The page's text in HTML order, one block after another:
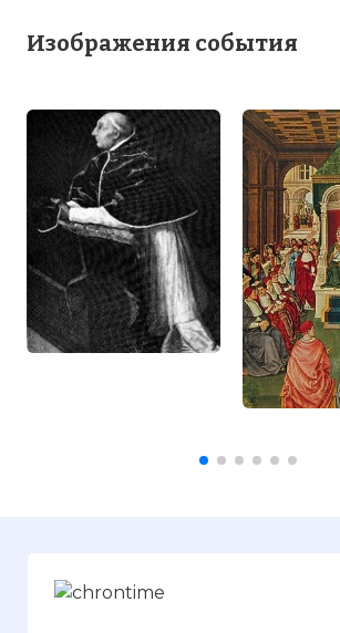
Изображения события